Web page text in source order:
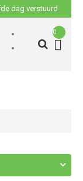
dag verstuurd
0